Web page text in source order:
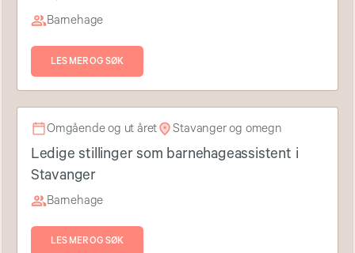
Barnehage
LES MER OG SØK
Omgående og ut året Stavanger og omegn
Ledige stillinger som barnehageassistent i
Stavanger
Barnehage
LES MER OG SØK